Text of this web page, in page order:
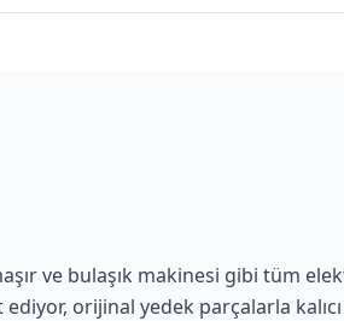
ve bulaşık makinesi gibi tüm
orijinal yedek parçalarla